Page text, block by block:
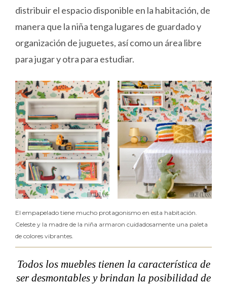
distribuir el espacio disponible en la habitación, de
manera que la niña tenga lugares de guardado y
organización de juguetes, así como un área libre
para jugar y otra para estudiar.
El empapelado tiene mucho protagonismo en esta habitación.
Celeste y la madre de la niña armaron cuidadosamente una paleta
de colores vibrantes.
Todos los muebles tienen la característica de
ser desmontables y brindan la posibilidad de